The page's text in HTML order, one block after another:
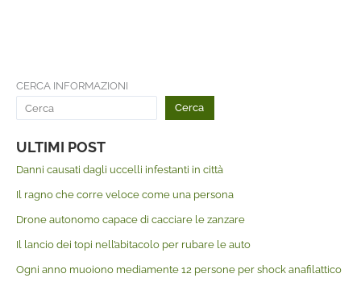
CERCA INFORMAZIONI
Cerca
ULTIMI POST
Danni causati dagli uccelli infestanti in città
Il ragno che corre veloce come una persona
Drone autonomo capace di cacciare le zanzare
Il lancio dei topi nell’abitacolo per rubare le auto
Ogni anno muoiono mediamente 12 persone per shock anafilattico